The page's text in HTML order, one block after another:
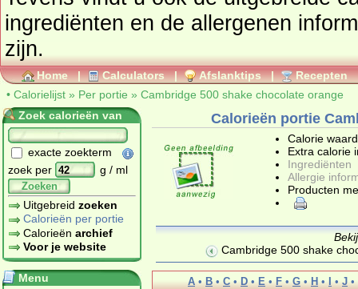
ingrediënten en de allergenen
zijn.
Home | Calculators | Afslanktips | Recepten
• Calorielijst » Per portie » Cambridge 500 shake chocolate orange
Zoek calorieën van
exacte zoekterm
zoek per
g / ml
Zoeken
Uitgebreid zoeken
Calorieën per portie
Calorieën archief
Voor je website
Menu
Calorieën portie
Calorie
Extra calorie
Ingrediënten
Allergie
Producten
Cambridge 500 shake
A • B • C • D • E • F • G • H • I • J •